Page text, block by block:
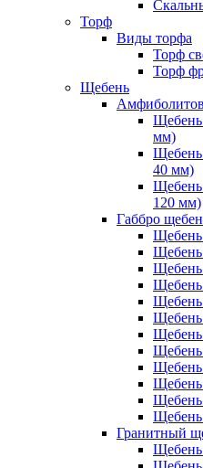
Торф
Виды торфа
Торф
Торф
Щебень
Щебень
мм)
Щебень
40 мм)
Щебень
120 мм)
Габбро
Щебень
Щебень
Щебень
Щебень
Щебень
Щебень
Щебень
Щебень
Щебень
Щебень
Щебень
Щебень
Гранитный